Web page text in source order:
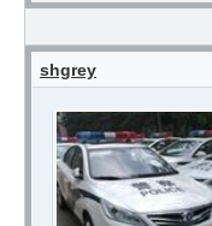
shgrey